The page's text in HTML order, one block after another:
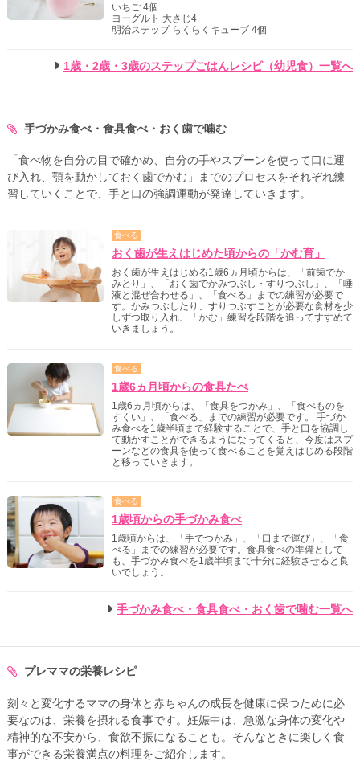
いちご 4個
ヨーグルト 大さじ4
明治ステップ らくらくキューブ 4個
1歳・2歳・3歳のステップごはんレシピ（幼児食）一覧へ
手づかみ食べ・食具食べ・おく歯で噛む
「食べ物を自分の目で確かめ、自分の手やスプーンを使って口に運
び入れ、顎を動かしておく歯でかむ」までのプロセスをそれぞれ練
習していくことで、手と口の強調運動が発達していきます。
食べる
おく歯が生えはじめた頃からの「かむ育」
おく歯が生えはじめる1歳6ヵ月頃からは、「前歯でか
みとり」、「おく歯でかみつぶし・すりつぶし」、「唾
液と混ぜ合わせる」、「食べる」までの練習が必要で
す。かみつぶしたり、すりつぶすことが必要な食材を少
しずつ取り入れ、「かむ」練習を段階を追ってすすめて
いきましょう。
食べる
1歳6ヵ月頃からの食具たべ
1歳6ヵ月頃からは、「食具をつかみ」、「食べものを
すくい」、「食べる」までの練習が必要です。 手づか
み食べを1歳半頃まで経験することで、手と口を協調し
て動かすことができるようになってくると、今度はスプ
ーンなどの食具を使って食べることを覚えはじめる段階
と移っていきます。
食べる
1歳頃からの手づかみ食べ
1歳頃からは、「手でつかみ」、「口まで運び」、「食
べる」までの練習が必要です。食具食べの準備として
も、手づかみ食べを1歳半頃まで十分に経験させると良
いでしょう。
手づかみ食べ・食具食べ・おく歯で噛む一覧へ
プレママの栄養レシピ
刻々と変化するママの身体と赤ちゃんの成長を健康に保つために必
要なのは、栄養を摂れる食事です。妊娠中は、急激な身体の変化や
精神的な不安から、食欲不振になることも。そんなときに楽しく食
事ができる栄養満点の料理をご紹介します。